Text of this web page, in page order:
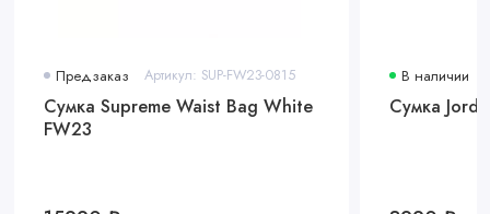
Предзаказ Артикул: SUP-FW23-0815
Сумка Supreme Waist Bag White
FW23
В наличии
Сумка